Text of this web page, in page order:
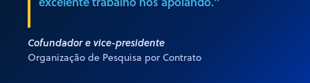
Cofundador e vice-presidente
Organização de Pesquisa por Contrato